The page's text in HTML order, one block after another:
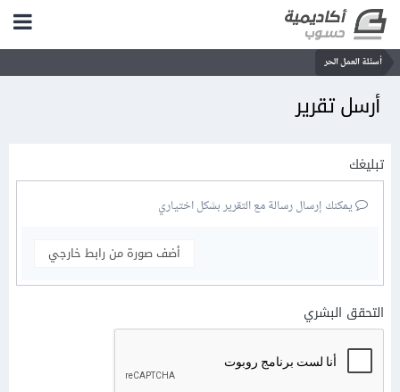
أسئلة العمل الحر
أرسل تقرير
تبليغك
يمكنك إرسال رسالة مع التقرير بشكل اختياري
أضف صورة من رابط خارجي
التحقق البشري